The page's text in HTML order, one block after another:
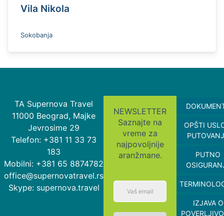
Vila Nikola
Sokobanja
TA Supernova Travel
11000 Beograd, Majke
Jevrosime 29
Telefon: +381 11 33 73
183
Mobilni: +381 65 8874782
office@supernovatravel.rs
Skype: supernova.travel
NEWSLETTER
Saznajte na
vreme za
najpovoljnije
aranžmane.
OPŠTI
PUTNO
IZJAVA O